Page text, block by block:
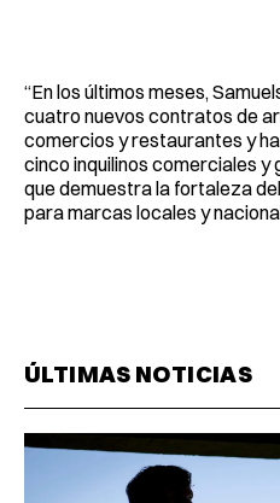
“En los últimos meses,
cuatro nuevos contratos de
comercios y restaurantes y
cinco inquilinos comerciales
que demuestra la fortaleza
para marcas locales y
ÚLTIMAS NOTICIAS